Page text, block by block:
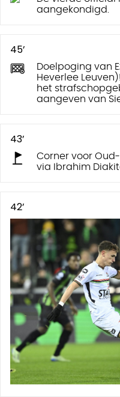
aangekondigd.
45’
Doelpoging van
Heverlee
het
aangeven van
43’
Corner voor
via Ibrahim
42’